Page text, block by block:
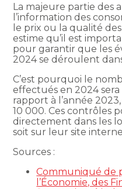
La majeure partie des
l’information des
le prix ou la qualité
estime qu’il est
pour garantir que les
2024 se déroulent
C’est pourquoi le
effectués en 2024
rapport à l’année
10 000. Ces contrôles
directement dans les
soit sur leur site
Sources :
Communiqué de
l’Économie, des